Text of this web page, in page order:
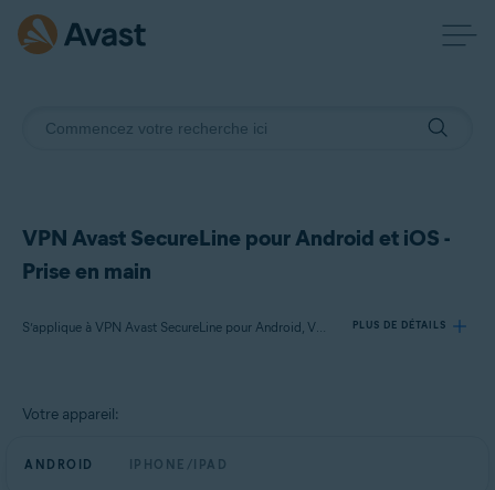
VPN Avast SecureLine pour Android et iOS -
Prise en main
S’applique à VPN Avast SecureLine pour Android, VPN Avast SecureLine pour iOS PLUS DE DÉTAILS
Produits:
VPN Avast SecureLine 6.x pour iOS
Votre appareil:
ANDROID IPHONE/IPAD